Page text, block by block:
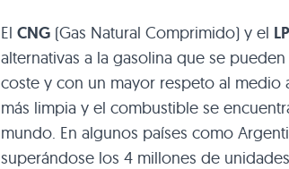
El CNG (Gas Natural Comprimido) y el
alternativas a la gasolina que se
coste y con un mayor respeto al medio
más limpia y el combustible se
mundo. En algunos países como
superándose los 4 millones de